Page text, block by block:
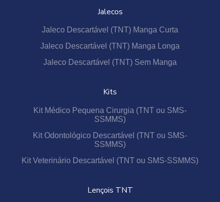
Jalecos
Jaleco Descartável (TNT) Manga Curta
Jaleco Descartável (TNT) Manga Longa
Jaleco Descartável (TNT) Sem Manga
Kits
Kit Médico Pequena Cirurgia (TNT ou SMS-
SSMMS)
Kit Odontológico Descartável (TNT ou SMS-
SSMMS)
Kit Veterinário Descartável (TNT ou SMS-SSMMS)
Lençois TNT